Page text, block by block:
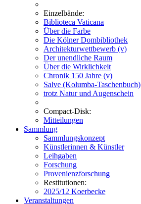
Einzelbände:
Biblioteca Vaticana
Über die Farbe
Die Kölner Dombibliothek
Architekturwettbewerb (v)
Der unendliche Raum
Über die Wirklichkeit
Chronik 150 Jahre (v)
Salve (Kolumba-Taschenbuch)
trotz Natur und Augenschein
Compact-Disk:
Mitteilungen
Sammlung
Sammlungskonzept
Künstlerinnen & Künstler
Leihgaben
Forschung
Provenienzforschung
Restitutionen:
2025/12 Koerbecke
Veranstaltungen